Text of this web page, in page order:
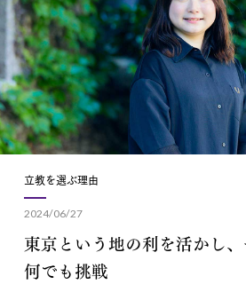
立教を選ぶ理由
2024/06/27
東京という地の利を活かし
何でも挑戦